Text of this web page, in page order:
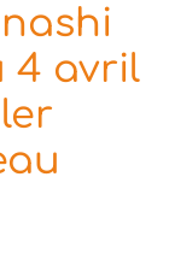
4 avril